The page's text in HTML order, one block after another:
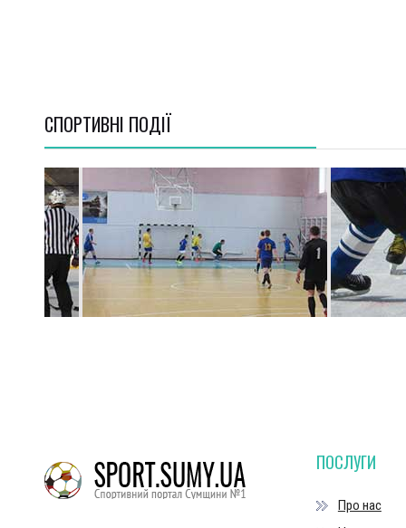
СПОРТИВНI ПОДІЇ
ПОСЛУГИ
Про нас